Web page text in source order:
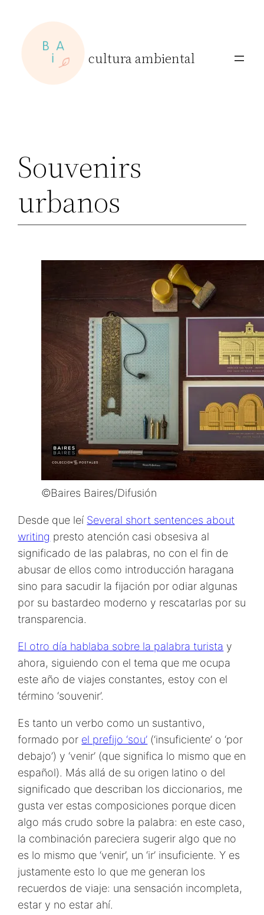
content
cultura ambiental
Souvenirs
urbanos
©Baires Baires/Difusión
Desde que leí Several short sentences about
writing presto atención casi obsesiva al
significado de las palabras, no con el fin de
abusar de ellos como introducción haragana
sino para sacudir la fijación por odiar algunas
por su bastardeo moderno y rescatarlas por su
transparencia.
El otro día hablaba sobre la palabra turista y
ahora, siguiendo con el tema que me ocupa
este año de viajes constantes, estoy con el
término ‘souvenir’.
Es tanto un verbo como un sustantivo,
formado por el prefijo ‘sou’ (‘insuficiente’ o ‘por
debajo’) y ‘venir’ (que significa lo mismo que en
español). Más allá de su origen latino o del
significado que describan los diccionarios, me
gusta ver estas composiciones porque dicen
algo más crudo sobre la palabra: en este caso,
la combinación pareciera sugerir algo que no
es lo mismo que ‘venir’, un ‘ir’ insuficiente. Y es
justamente esto lo que me generan los
recuerdos de viaje: una sensación incompleta,
estar y no estar ahí.